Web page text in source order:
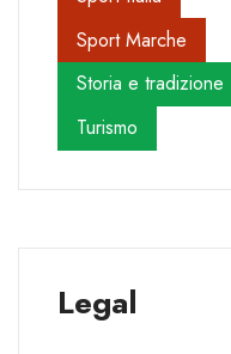
Sport Marche
Storia e tradizione
Turismo
Legal